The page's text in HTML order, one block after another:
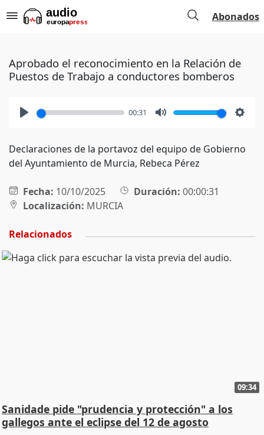
Abonados
Aprobado el reconocimiento en la Relación de
Puestos de Trabajo a conductores bomberos
00:31
Declaraciones de la portavoz del equipo de Gobierno
del Ayuntamiento de Murcia, Rebeca Pérez
Fecha: 10/10/2025 Duración: 00:00:31
Localización: MURCIA
Relacionados
09:34
Sanidade pide "prudencia y protección" a los
gallegos ante el eclipse del 12 de agosto